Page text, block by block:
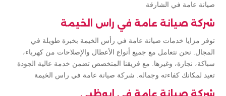
صيانة عامة في الشارقة
شركة صيانة عامة في راس الخيمة
توفر مزايا خدمات صيانة عامة في رأس الخيمة بخبرة طويلة في
المجال. نحن نتعامل مع جميع أنواع الأعطال والإصلاحات من كهرباء،
سباكة، نجارة، وغيرها. مع فريقنا المتخصص تضمن خدمة عالية الجودة
تعيد لمكانك كفاءته وجماله. شركة صيانة عامة في راس الخيمة